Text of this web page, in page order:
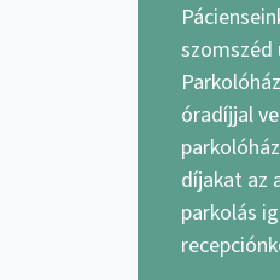
szomszéd
óradíjjal
díjakat az
parkolás